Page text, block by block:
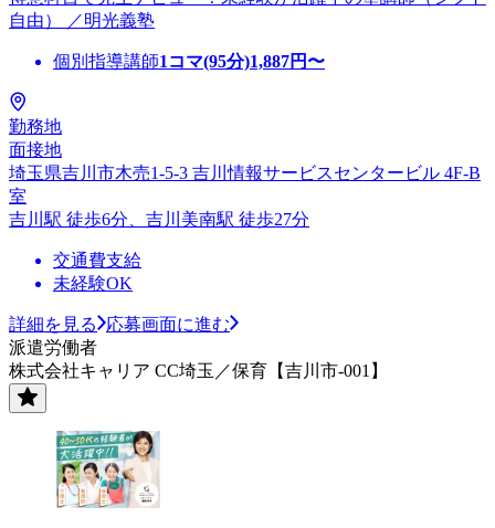
自由） ／明光義塾
個別指導講師1コマ(95分)1,887円〜
勤務地
面接地
埼玉県吉川市木売1-5-3 吉川情報サービスセンタービル 4F-B
室
吉川駅 徒歩6分、吉川美南駅 徒歩27分
交通費支給
未経験OK
詳細を見る
応募画面に進む
派遣労働者
株式会社キャリア CC埼玉／保育【吉川市-001】